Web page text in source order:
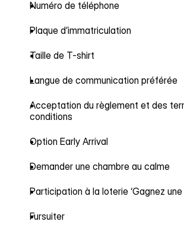
Numéro de téléphone
Plaque d’immatriculation
Taille de T-shirt
Langue de communication préférée
Acceptation du règlement et des
conditions
Option Early Arrival
Demander une chambre au calme
Participation à la loterie ‘Gagnez une
Fursuiter